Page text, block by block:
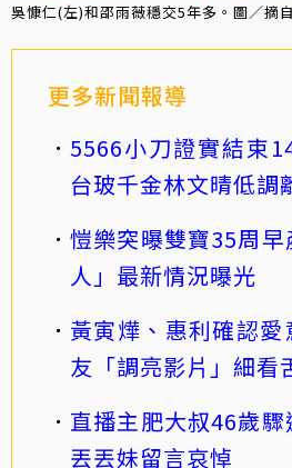
吳慷仁(左)和邵雨薇穩交5年多。圖／摘
更多新聞報導
5566小刀證實結束
台玻千金林文晴低調
愷樂突曝雙寶35周
人」最新情況曝光
黃寅燁、惠利確認
友「調亮影片」細看
直播主肥大叔46歲
丟丟妹留言哀悼